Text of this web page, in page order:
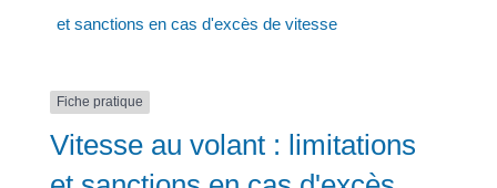
et sanctions en cas d'excès de vitesse
Fiche pratique
Vitesse au volant : limitations